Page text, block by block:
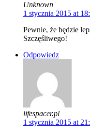
Unknown
1 stycznia 2015 at
Pewnie, że będzie
Szczęśliwego!
Odpowiedz
lifespacer.pl
1 stycznia 2015 at